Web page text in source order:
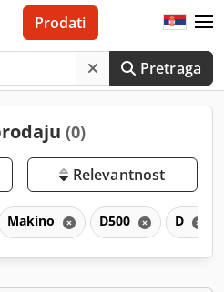
Pretraga
Prodati
(0)
Relevantnost
Makino D500 D